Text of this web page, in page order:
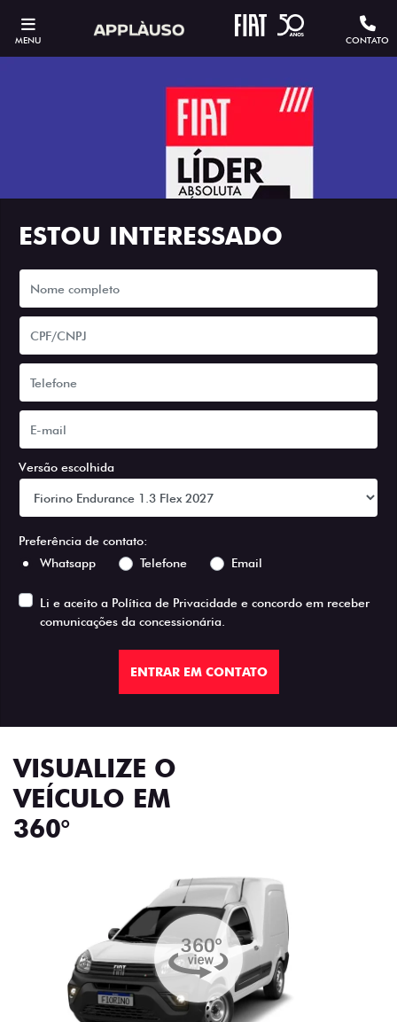
MENU CONTATO
ESTOU INTERESSADO
Versão escolhida
Preferência de contato:
Whatsapp
Telefone Email
Li e aceito a Política de Privacidade e concordo em receber
comunicações da concessionária.
ENTRAR EM CONTATO
VISUALIZE O
VEÍCULO EM
360°